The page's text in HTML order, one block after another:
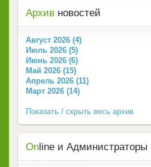
Архив новостей
Август 2026 (4)
Июль 2026 (5)
Июнь 2026 (6)
Май 2026 (15)
Апрель 2026 (11)
Март 2026 (14)
Показать / скрыть весь архив
On line и Администраторы